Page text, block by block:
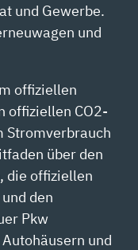
und Gewerbe.
und
offiziellen
offiziellen CO2-
Stromverbrauch
über den
die offiziellen
den
Pkw
und